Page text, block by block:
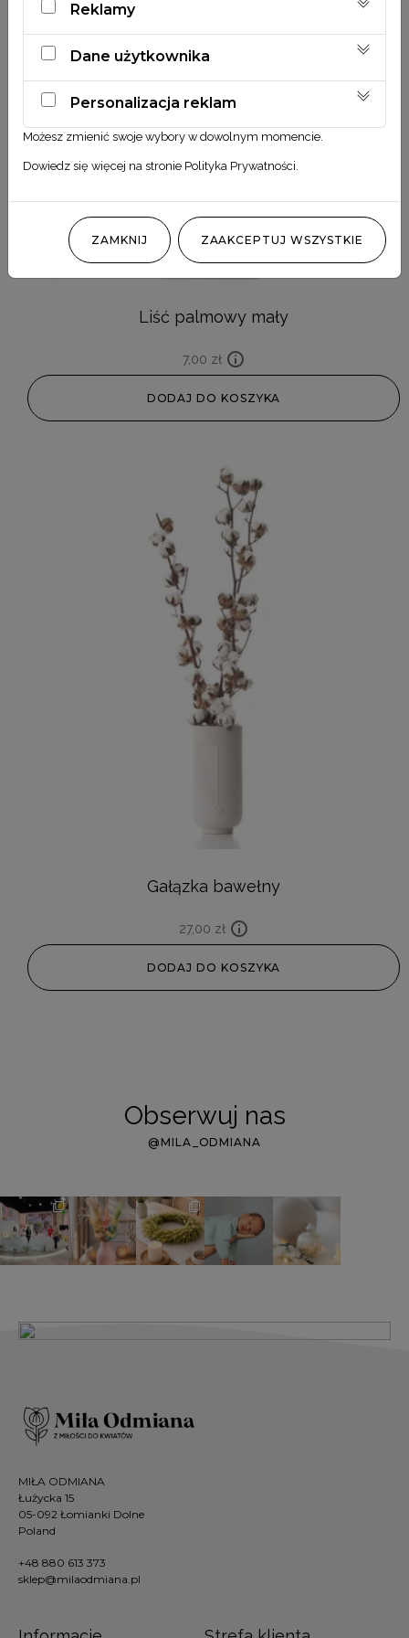
Liść palmowy mały
7,00 zł
DODAJ DO KOSZYKA
Gałązka bawełny
27,00 zł
DODAJ DO KOSZYKA
Obserwuj nas
@MILA_ODMIANA
MIŁA ODMIANA
Łużycka 15
05-092 Łomianki Dolne
Poland
+48 880 613 373
sklep@milaodmiana.pl
Reklamy
Dane użytkownika
Personalizacja reklam
Możesz zmienić swoje wybory w dowolnym momencie.
Dowiedz się więcej na stronie Polityka Prywatności
ZAMKNIJ ZAAKCEPTUJ WSZYSTKIE